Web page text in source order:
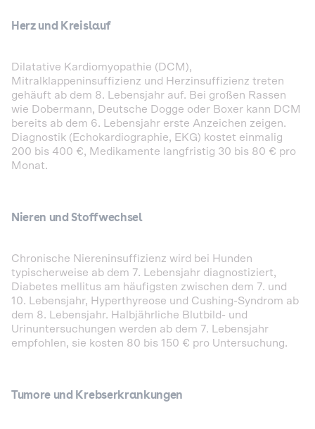
Herz und Kreislauf
Dilatative Kardiomyopathie (DCM),
Mitralklappeninsuffizienz und Herzinsuffizienz treten
gehäuft ab dem 8. Lebensjahr auf. Bei großen Rassen
wie Dobermann, Deutsche Dogge oder Boxer kann DCM
bereits ab dem 6. Lebensjahr erste Anzeichen zeigen.
Diagnostik (Echokardiographie, EKG) kostet einmalig
200 bis 400 €, Medikamente langfristig 30 bis 80 € pro
Monat.
Nieren und Stoffwechsel
Chronische Niereninsuffizienz wird bei Hunden
typischerweise ab dem 7. Lebensjahr diagnostiziert,
Diabetes mellitus am häufigsten zwischen dem 7. und
10. Lebensjahr, Hyperthyreose und Cushing-Syndrom ab
dem 8. Lebensjahr. Halbjährliche Blutbild- und
Urinuntersuchungen werden ab dem 7. Lebensjahr
empfohlen, sie kosten 80 bis 150 € pro Untersuchung.
Tumore und Krebserkrankungen